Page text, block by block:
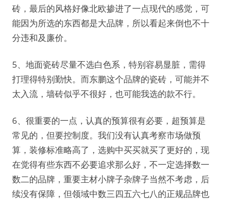
砖，最后的风格好像北欧掺进了一点现代的感觉，可
能因为所选的东西都是大品牌，所以看起来倒也不十
分违和及廉价。
5、地面瓷砖尽量不选白色系，特别容易显脏，需得
打理得特别勤快。而东鹏这个品牌的瓷砖，可能并不
太入流，墙砖似乎不很好，也可能我选的款不行。
6、很重要的一点，认真的预算很有必要，超预算是
常见的，但要控制度。我们没有认真考察市场做预
算，装修标准略高了，选购中买买就买了更好的，现
在觉得有些东西不必要追求那么好，不一定选择数一
数二的品牌，重要主材小牌子杂牌子当然不考虑，后
续没有保障，但领域中数三四五六七八的正规品牌也